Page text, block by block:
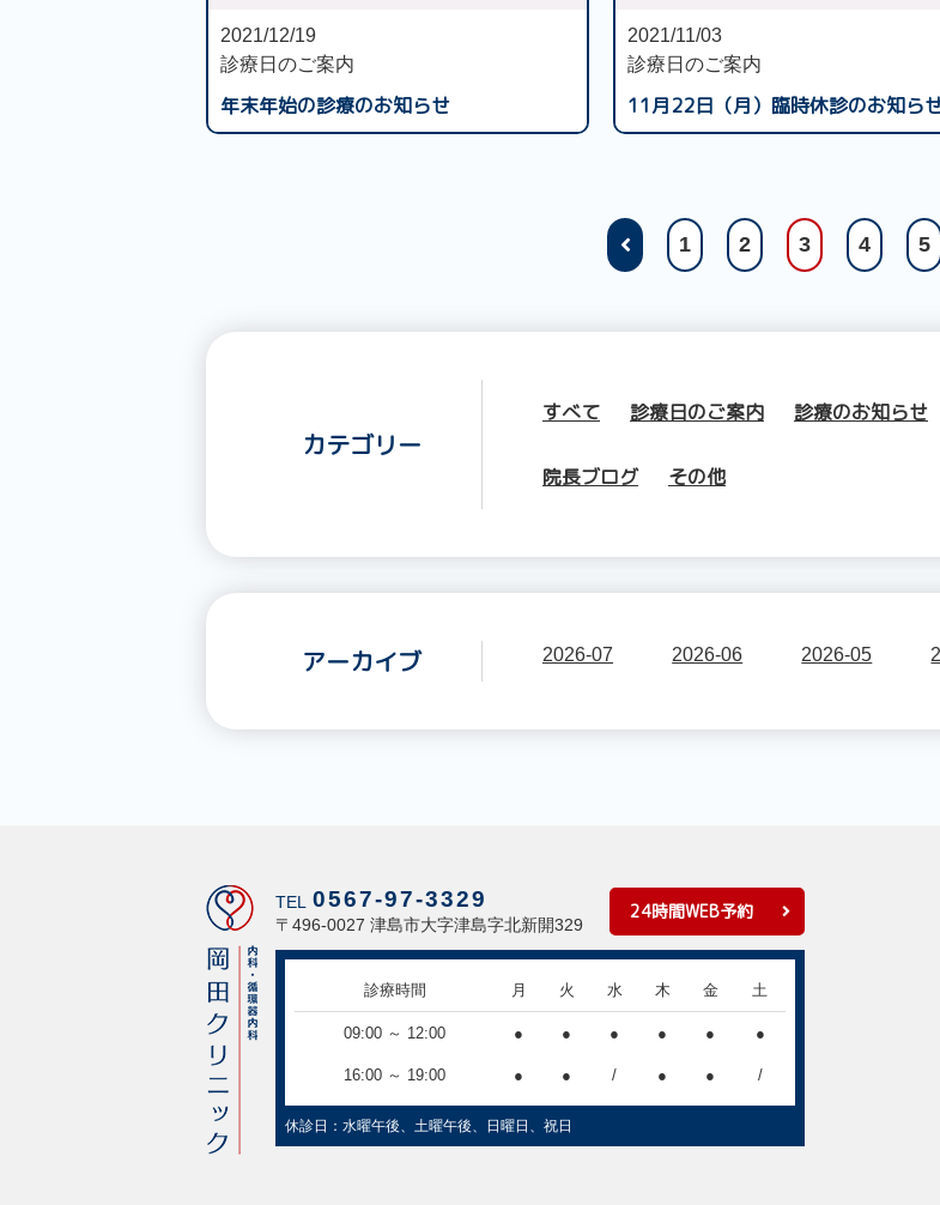
2021/12/19
診療日のご案内
年末年始の診療のお知らせ
2021/11/03
診療日のご案内
11月22日（月）臨時休診のお知ら
1 2 3 4 5
カテゴリー
すべて 診療日のご案内 診療のお知らせ
院長ブログ その他
アーカイブ 2026-07 2026-06 2026-05
TEL 0567-97-3329
〒496-0027 津島市大字津島字北新開329
24時間WEB予約
診療時間 月 火 水 木 金 土
09:00 ～ 12:00 ● ● ● ● ● ●
16:00 ～ 19:00 ● ● / ● ● /
休診日：水曜午後、土曜午後、日曜日、祝日